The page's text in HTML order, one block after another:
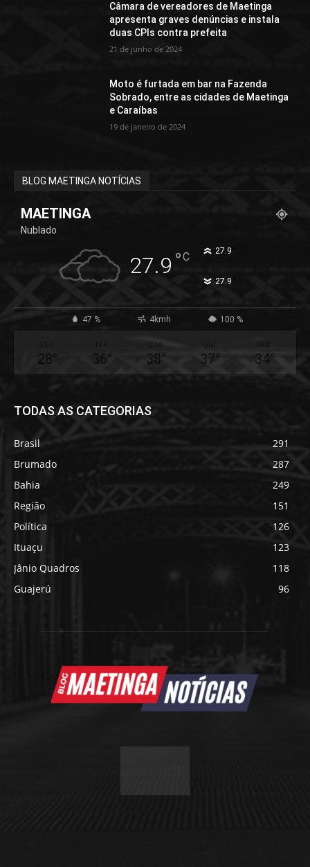
Câmara de vereadores de Maetinga
apresenta graves denúncias e instala
duas CPIs contra prefeita
21 de junho de 2024
Moto é furtada em bar na Fazenda
Sobrado, entre as cidades de Maetinga
e Caraíbas
19 de janeiro de 2024
BLOG MAETINGA NOTÍCIAS
MAETINGA
Nublado
27.9 °C 27.9
27.9
47 % 4kmh 100 %
28° 36°
QUA
38° 37° 34°
TODAS AS CATEGORIAS
Brasil
291
Brumado
287
Bahia
249
Região
151
Política
126
Ituaçu
123
Jânio Quadros
118
Guajerú
96